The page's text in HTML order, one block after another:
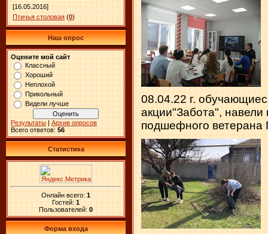
[16.05.2016]
Птичья столовая (0)
Наш опрос
Оцените мой сайт
Классный
Хороший
Неплохой
Прикольный
Видели лучше
Результаты | Архив опросов
Всего ответов: 56
Статистика
Онлайн всего: 1
Гостей: 1
Пользователей: 0
Форма входа
08.04.22 г.
акции"Забота", навели
подшефного ветерана